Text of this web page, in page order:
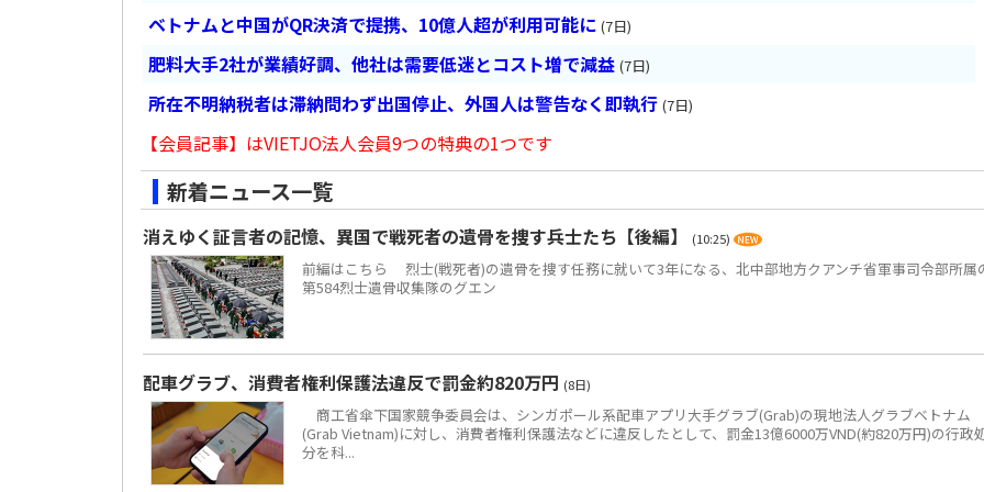
ベトナムと中国がQR決済で提携、10億人超が利用可能に (7日)
肥料大手2社が業績好調、他社は需要低迷とコスト増で減益 (7日)
所在不明納税者は滞納問わず出国停止、外国人は警告なく即執行 (7日)
【会員記事】はVIETJO法人会員9つの特典の1つです
新着ニュース一覧
消えゆく証言者の記憶、異国で戦死者の遺骨を捜す兵士たち【後編】 (10:25)
前編はこちら 烈士(戦死者)の遺骨を捜す任務に就いて3年になる、北中部地方クアンチ省軍事司令部所属
第584烈士遺骨収集隊のグエン
配車グラブ、消費者権利保護法違反で罰金約820万円 (8日)
商工省傘下国家競争委員会は、シンガポール系配車アプリ大手グラブ(Grab)の現地法人グラブベトナム
(Grab Vietnam)に対し、消費者権利保護法などに違反したとして、罰金13億6000万VND(約820万円)の行政
分を科...